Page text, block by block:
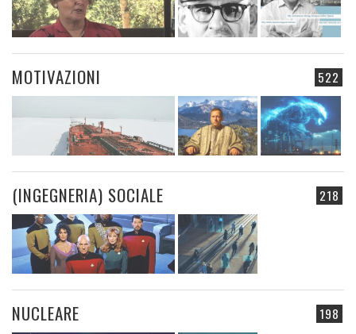
522
MOTIVAZIONI
218
(INGEGNERIA) SOCIALE
198
NUCLEARE